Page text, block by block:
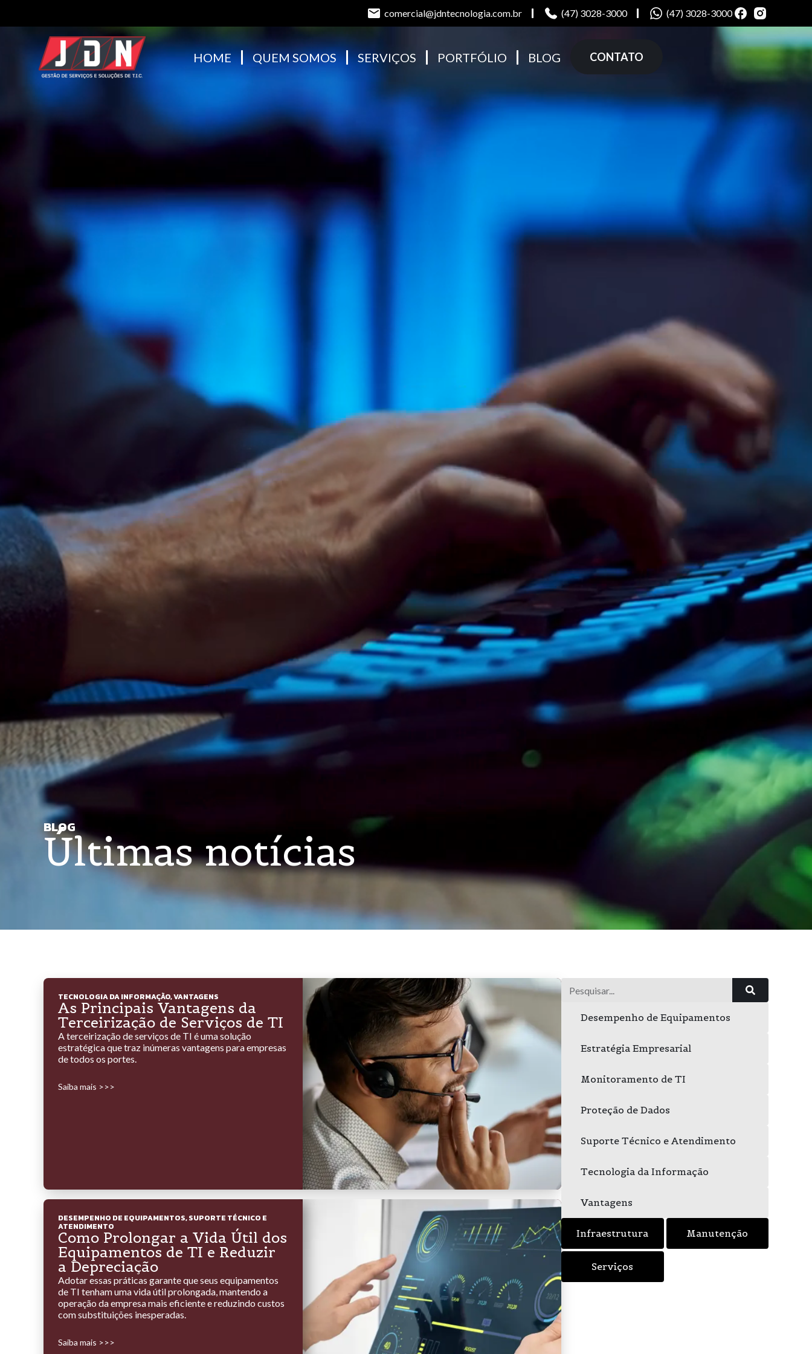
comercial@jdntecnologia.com.br (47) 3028-3000 (47) 3028-3000
HOME QUEM SOMOS SERVIÇOS PORTFÓLIO BLOG CONTATO
BLOG
Últimas notícias
TECNOLOGIA DA INFORMAÇÃO,VANTAGENS
As Principais Vantagens da
Terceirização de Serviços de TI
A terceirização de serviços de TI é uma solução
estratégica que traz inúmeras vantagens para empresas
de todos os portes.
Saiba mais >>>
DESEMPENHO DE EQUIPAMENTOS,SUPORTE TÉCNICO E
ATENDIMENTO
Como Prolongar a Vida Útil dos
Equipamentos de TI e Reduzir
a Depreciação
Adotar essas práticas garante que seus equipamentos
de TI tenham uma vida útil prolongada, mantendo a
operação da empresa mais eficiente e reduzindo custos
com substituições inesperadas.
Saiba mais >>>
Desempenho de Equipamentos
Estratégia Empresarial
Monitoramento de TI
Proteção de Dados
Suporte Técnico e Atendimento
Tecnologia da Informação
Vantagens
Infraestrutura Manutenção
Serviços